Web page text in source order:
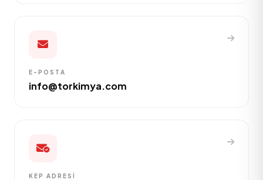
E-POSTA
info@torkimya.com
KEP ADRESI